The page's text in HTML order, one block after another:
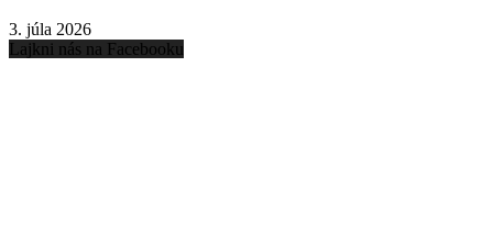
3. júla 2026
Lajkni nás na Facebooku